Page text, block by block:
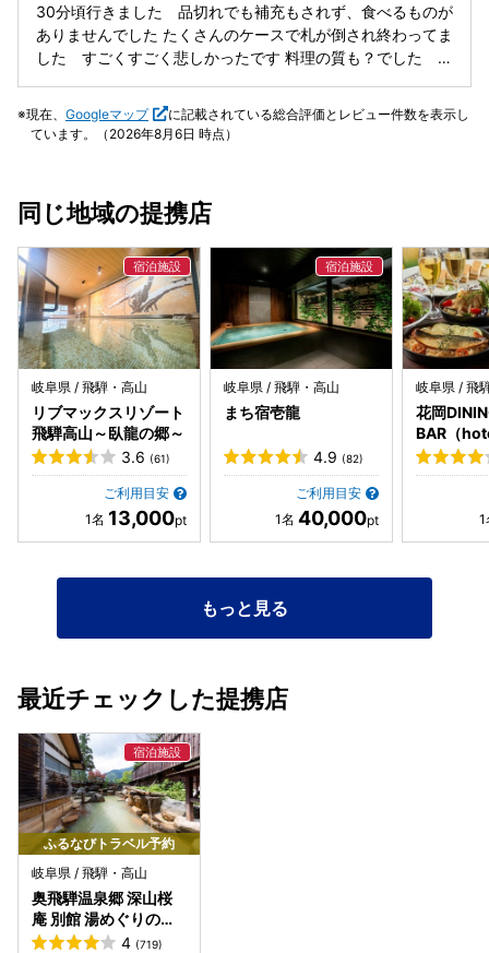
30分頃行きました 品切れでも補充もされず、食べるものが
ありませんでした たくさんのケースで札が倒され終わってま
した すごくすごく悲しかったです 料理の質も？でした お
り言って、高山でお世話になったルートインの朝食の方がは
るかに心のこもった美味しいご飯でした 上高地、新穂高目的
現在、 Googleマップ
に記載されている総合評価とレビュー件数を表示し
ています。（2026年8月6日 時点）
同じ地域の提携店
岐阜県 / 飛騨・高山
リブマックスリゾート
飛騨高山～臥龍の郷～
3.6 (61)
ご利用目安
13,000
岐阜県 / 飛騨・高山
まち宿壱龍
4.9 (82)
ご利用目安
40,000
岐阜県 / 飛
花岡
BAR（
もっと見る
最近チェックした提携店
ふるなびトラベル予約
岐阜県 / 飛騨・高山
奥飛騨温泉郷 深山桜
庵 別館 湯めぐりの宿
平湯館
4 (719)